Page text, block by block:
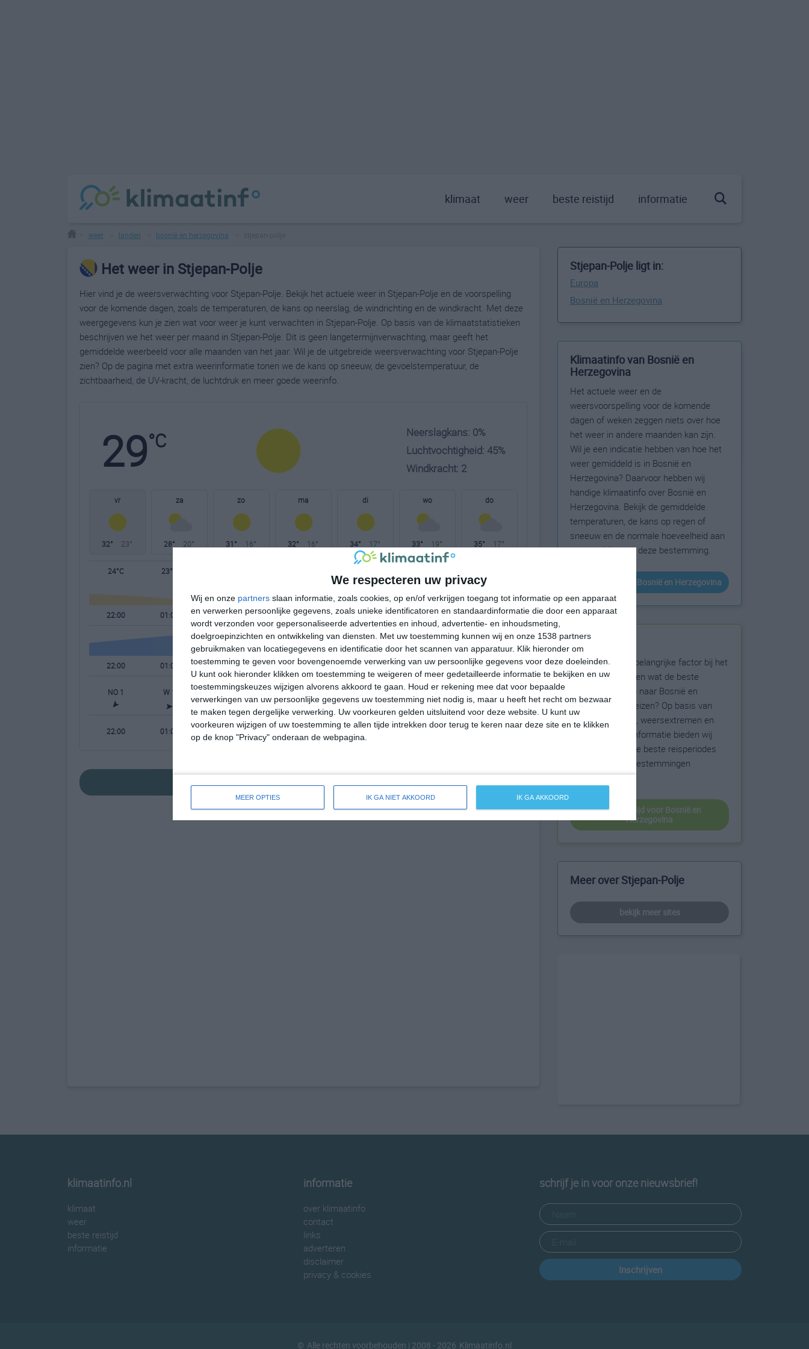
We respecteren uw privacy
Wij en onze partners slaan informatie, zoals cookies, op en/of verkrijgen toegang tot informatie op een apparaat
en verwerken persoonlijke gegevens, zoals unieke identificatoren en standaardinformatie die door een apparaat
wordt verzonden voor gepersonaliseerde advertenties en inhoud, advertentie- en inhoudsmeting,
doelgroepinzichten en ontwikkeling van diensten.
Met uw toestemming kunnen wij en onze 1538 partners
gebruikmaken van locatiegegevens en identificatie door het scannen van apparatuur. Klik hieronder om
toestemming te geven voor bovengenoemde verwerking van uw persoonlijke gegevens voor deze doeleinden.
U kunt ook hieronder klikken om toestemming te weigeren of meer gedetailleerde informatie te bekijken en uw
toestemmingskeuzes wijzigen alvorens akkoord te gaan.
Houd er rekening mee dat voor bepaalde
verwerkingen van uw persoonlijke gegevens uw toestemming niet nodig is, maar u heeft het recht om bezwaar
te maken tegen dergelijke verwerking. Uw voorkeuren gelden uitsluitend voor deze website. U kunt uw
voorkeuren wijzigen of uw toestemming te allen tijde intrekken door terug te keren naar deze site en te klikken
op de knop "Privacy" onderaan de webpagina.
MEER OPTIES IK GA NIET AKKOORD IK GA AKKOORD
klimaat weer beste reistijd informatie
weer landen bosnië en herzegovina
Het weer in Stjepan-Polje
Hier vind je de weersverwachting voor Stjepan-Polje. Bekijk het actuele weer in Stjepan-Polje en de voorspelling
voor de komende dagen, zoals de temperaturen, de kans op neerslag, de windrichting en de windkracht. Met deze
weergegevens kun je zien wat voor weer je kunt verwachten in Stjepan-Polje. Op basis van de klimaatstatistieken
beschrijven we het weer per maand in Stjepan-Polje. Dit is geen langetermijnverwachting, maar geeft het
gemiddelde weerbeeld voor alle maanden van het jaar. Wil je de uitgebreide weersverwachting voor Stjepan-Polje
zien? Op de pagina met extra weerinformatie tonen we de kans op sneeuw, de gevoelstemperatuur, de
zichtbaarheid, de UV-kracht, de luchtdruk en meer goede weerinfo.
29°C
Neerslagkans: 0%
Luchtvochtigheid: 45%
Windkracht: 2
vr
32° 23°
za
28° 20°
zo
31° 16°
ma
32° 16°
di
34° 17°
wo
33° 19°
do
35° 17°
24°C 23°C
22:00 01:00 04:00 07:00 10:00 13:00 16:00 19:00
22:00 01:00 04:00 07:00 10:00 13:00 16:00 19:00
NO 1 W 1 W 1 W 1 WNW 2 NNW 1 N 2 NNO 1
22:00 01:00 10:00 13:00
Stjepan-Polje ligt in:
Europa
Bosnië en Herzegovina
Klimaatinfo van Bosnië en
Herzegovina
Het actuele weer en de
weersvoorspelling voor de komende
dagen of weken zeggen niets over hoe
het weer in andere maanden kan zijn.
Wil je een indicatie hebben van hoe het
weer gemiddeld is in Bosnië en
Herzegovina? Daarvoor hebben wij
handige klimaatinfo over Bosnië en
Herzegovina. Bekijk de gemiddelde
temperaturen, de kans op regen of
sneeuw en de normale hoeveelheid aan
zonneschijn voor deze bestemming.
klimaatinfo van Bosnië en Herzegovina
Beste reistijd
Het weer is een belangrijke factor bij het
reizen. Wil je weten wat de beste
maanden zijn om naar Bosnië en
Herzegovina te reizen? Op basis van
klimaatgegevens, weersextremen en
specifieke weerinformatie bieden wij
informatie over de beste reisperiodes
voor duizenden bestemmingen
wereldwijd.
beste reistijd voor Bosnië en
Herzegovina
Meer over Stjepan-Polje
bekijk meer sites
klimaatinfo.nl
klimaat
weer
beste reistijd
informatie
informatie
over klimaatinfo
contact
links
adverteren
disclaimer
privacy & cookies
schrijf je in voor onze nieuwsbrief!
Inschrijven
© Alle rechten voorbehouden | 2008 - 2026 Klimaatinfo.nl